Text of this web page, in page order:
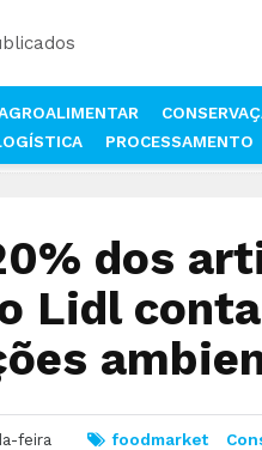
PROCESSAMENTO
MAIS DE 20% DOS
dos
Lidl
feira foodmarket